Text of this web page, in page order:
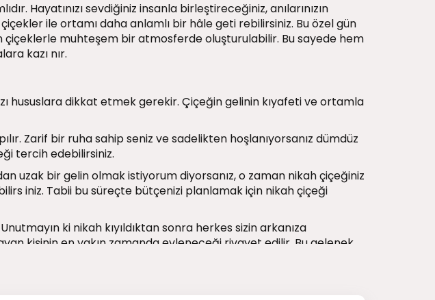
Hayatınızı sevdiğiniz insanla birleştireceğiniz, anılarınızın
ile ortamı daha anlamlı bir hâle geti rebilirsiniz. Bu özel gün
çiçeklerle muhteşem bir atmosferde oluşturulabilir. Bu sayede hem
kazı nır.
hususlara dikkat etmek gerekir. Çiçeğin gelinin kıyafeti ve ortamla
Zarif bir ruha sahip seniz ve sadelikten hoşlanıyorsanız dümdüz
tercih edebilirsiniz.
uzak bir gelin olmak istiyorum diyorsanız, o zaman nikah çiçeğiniz
iniz. Tabii bu süreçte bütçenizi planlamak için nikah çiçeği
ki nikah kıyıldıktan sonra herkes sizin arkanıza
kişinin en yakın zamanda evleneceği rivayet edilir. Bu gelenek